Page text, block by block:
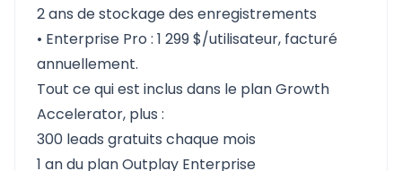
2 ans de stockage des enregistrements
• Enterprise Pro : 1 299 $/utilisateur, facturé
annuellement.
Tout ce qui est inclus dans le plan Growth
Accelerator, plus :
300 leads gratuits chaque mois
1 an du plan Outplay Enterprise